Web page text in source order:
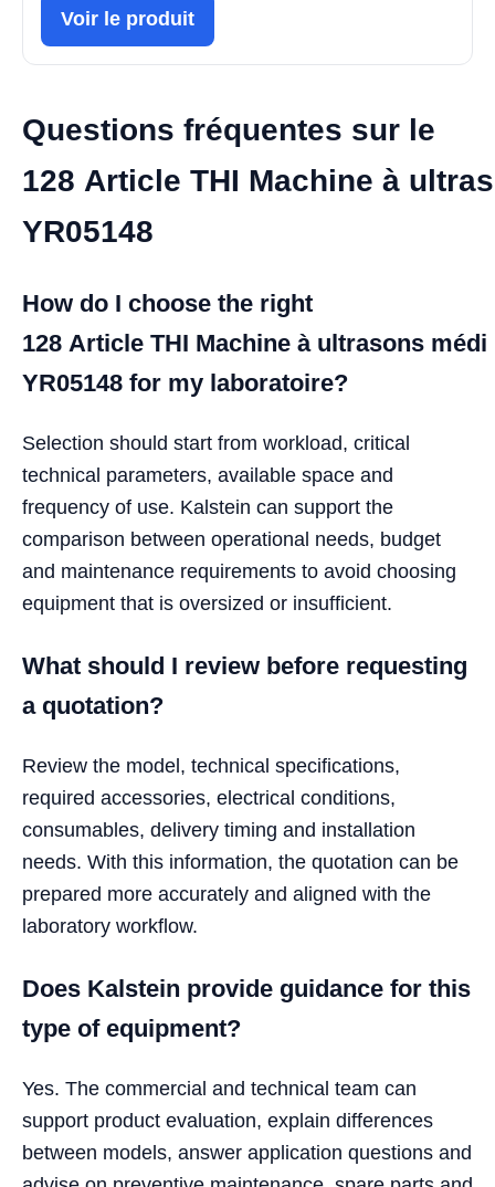
Voir le produit
Questions fréquentes sur le
128 Article THI Machine à
YR05148
How do I choose the right
128 Article THI Machine à ultrasons médi
YR05148 for my laboratoire?
Selection should start from workload, critical
technical parameters, available space and
frequency of use. Kalstein can support the
comparison between operational needs, budget
and maintenance requirements to avoid choosing
equipment that is oversized or insufficient.
What should I review before requesting
a quotation?
Review the model, technical specifications,
required accessories, electrical conditions,
consumables, delivery timing and installation
needs. With this information, the quotation can be
prepared more accurately and aligned with the
laboratory workflow.
Does Kalstein provide guidance for this
type of equipment?
Yes. The commercial and technical team can
support product evaluation, explain differences
between models, answer application questions and